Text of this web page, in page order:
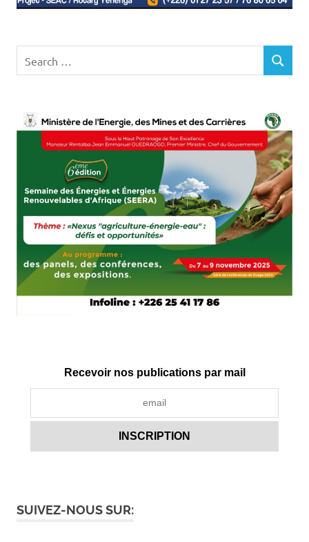
for:
SEARCH
Recevoir nos publications par mail
SUIVEZ-NOUS SUR: